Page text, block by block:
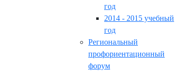
год
2014 - 2015 учебный
год
Региональный
профориентационный
форум